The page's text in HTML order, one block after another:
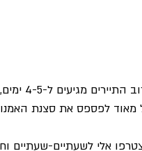
לונדון היא גן
מאוד לפספס את סצנת
אלי לשעתיים-שעתיים